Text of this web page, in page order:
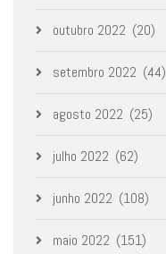
outubro 2022 (20)
setembro 2022 (44)
agosto 2022 (25)
julho 2022 (62)
junho 2022 (108)
maio 2022 (151)